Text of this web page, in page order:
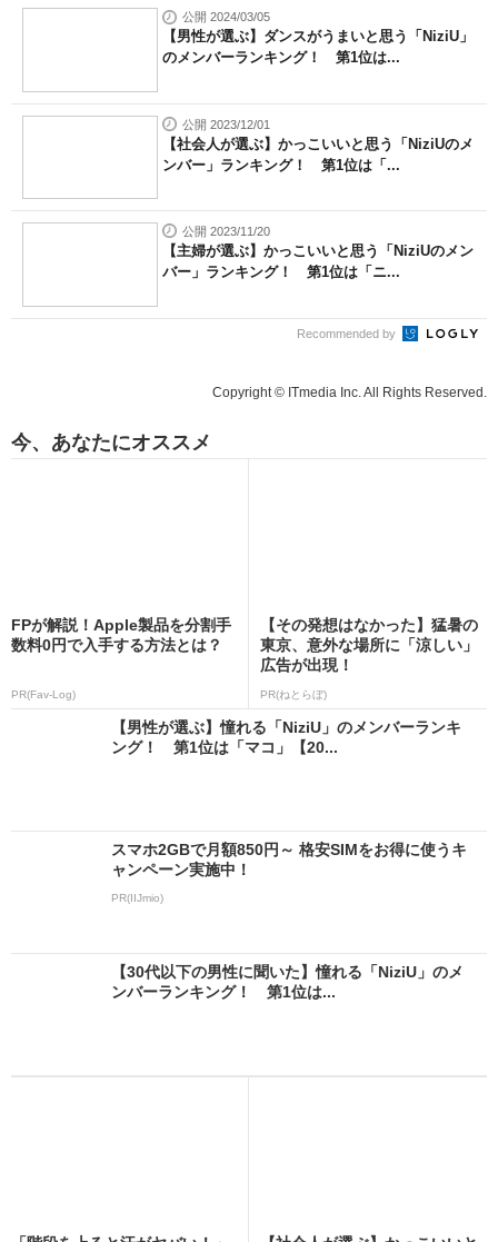
公開 2024/03/05
【男性が選ぶ】ダンスがうまいと思う「NiziU」
のメンバーランキング！ 第1位は...
公開 2023/12/01
【社会人が選ぶ】かっこいいと思う「NiziUのメ
ンバー」ランキング！ 第1位は「...
公開 2023/11/20
【主婦が選ぶ】かっこいいと思う「NiziUのメン
バー」ランキング！ 第1位は「ニ...
Recommended by
Copyright © ITmedia Inc. All Rights Reserved.
今、あなたにオススメ
FPが解説！Apple製品を分割手
数料0円で入手する方法とは？
PR(Fav-Log)
【その発想はなかった】猛暑の
東京、意外な場所に「涼しい」
広告が出現！
PR(ねとらぼ)
【男性が選ぶ】憧れる「NiziU」のメンバーランキ
ング！ 第1位は「マコ」【20...
スマホ2GBで月額850円～ 格安SIMをお得に使うキ
ャンペーン実施中！
PR(IIJmio)
【30代以下の男性に聞いた】憧れる「NiziU」のメ
ンバーランキング！ 第1位は...